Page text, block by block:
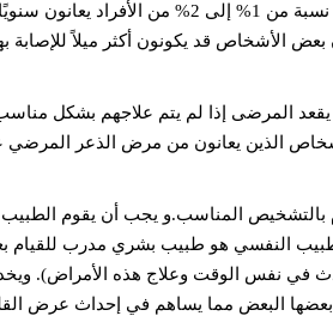
الملاحظ أن عدد النساء اللاتي يعانين من هذه الحالة ضعف عدد الرجال، وأن نسبة
الأشخاص قد يكونون أكثر ميلاً للإصابة
المرضى إذا لم يتم علاجهم بشكل
الذين يعانون من مرض الذعر المرضي
بالتشخيص المناسب.و يجب أن يقوم
النفسي هو طبيب بشري مدرب للقيام
في نفس الوقت وعلاج هذه الأمراض).
بعضها البعض مما يساهم في إحداث عرض